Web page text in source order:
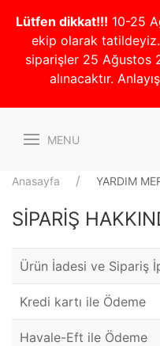
Lütfen dikkat!!! 10-25
ekip olarak
siparişler 25 Ağustos
alınacaktır.
MENU
Anasayfa YARDIM
SİPARİŞ
Ürün İadesi ve Sipariş
Kredi kartı ile Ödeme
Havale-Eft ile Ödeme